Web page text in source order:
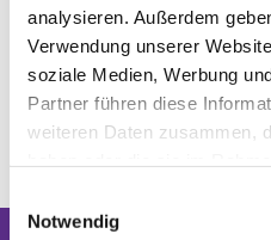
analysieren. Außerdem
Verwendung unserer
soziale Medien, Werbung
Partner führen diese
weiteren Daten zusammen,
Notwendig